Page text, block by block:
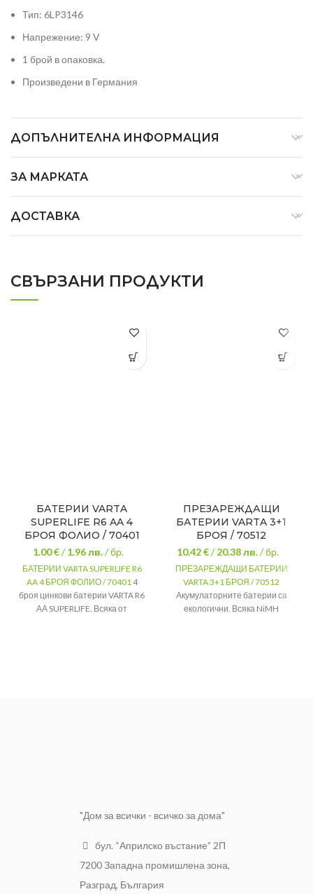
Тип: 6LP3146
Напрежение: 9 V
1 брой в опаковка.
Произведени в Германия
ДОПЪЛНИТЕЛНА ИНФОРМАЦИЯ
ЗА МАРКАТА
ДОСТАВКА
СВЪРЗАНИ ПРОДУКТИ
БАТЕРИИ VARTA
SUPERLIFE R6 AA 4
БРОЯ ФОЛИО / 70401
1.00 €/1.96лв./ бр.
БАТЕРИИ VARTA SUPERLIFE R6
AA 4 БРОЯ ФОЛИО / 704014
броя цинкови батерии VARTA R6
АА SUPERLIFE. Всяка от
ПРЕЗАРЕЖДАЩИ
БАТЕРИИ VARTA 3+1
БРОЯ / 70512
10.42 €/20.38лв./ бр.
ПРЕЗАРЕЖДАЩИ БАТЕРИИ
VARTA 3+1 БРОЯ / 70512
Акумулаторните батерии са
екологични. Всяка NiMH
"Дом за всички - всичко за дома"
бул. “Априлско въстание” 2П
7200 Западна промишлена зона,
Разград, България